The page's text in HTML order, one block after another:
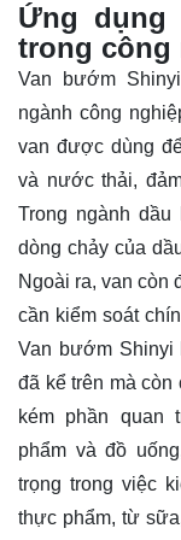
Ứng dụng
trong công
Van bướm
ngành công
van được dùng
và nước thải,
Trong ngành
dòng chảy của
Ngoài ra, van còn
cần kiểm soát
Van bướm
đã kể trên mà còn
kém phần quan
phẩm và đồ
trọng trong việc
thực phẩm, từ